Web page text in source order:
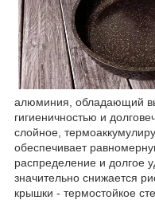
алюминия, обладающий
гигиеничностью и
слойное,
обеспечивает
распределение и долгое
значительно снижается
крышки - термостойкое